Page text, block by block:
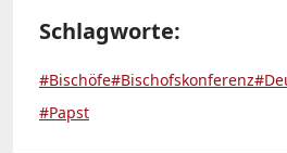
Schlagworte:
#Bischöfe#Bischofskonferenz
#Papst